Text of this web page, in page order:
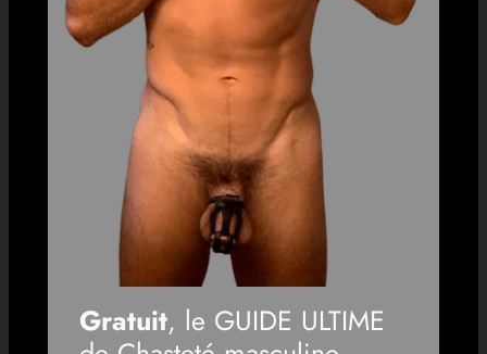
Gratuit, le GUIDE ULTIME